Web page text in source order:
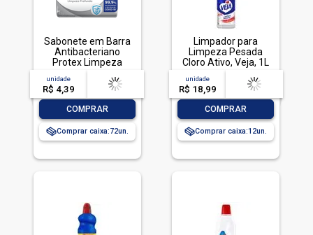
Sabonete em Barra
Antibacteriano
Protex Limpeza
Profunda Envoltório
unidade
R$ 4,39
acima de
-- --,--un.
COMPRAR
Comprar caixa:72
Limpador para
Limpeza Pesada
Cloro Ativo, Veja, 1L
unidade
R$ 18,99
acima de
-- --,--un.
COMPRAR
Comprar caixa:12